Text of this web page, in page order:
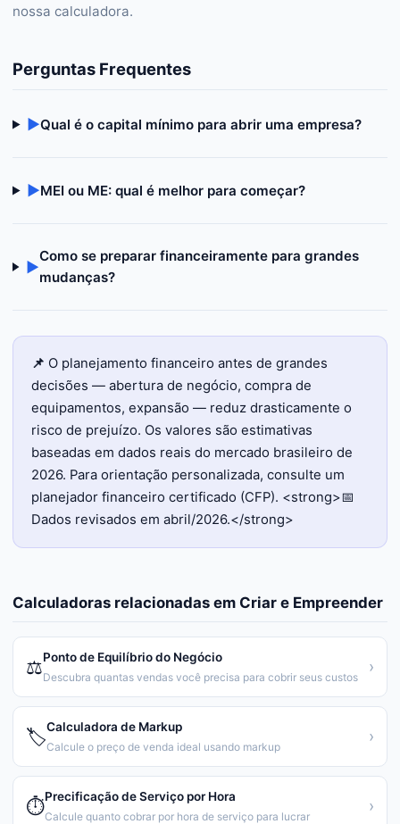
nossa calculadora.
Perguntas Frequentes
▶Qual é o capital mínimo para abrir uma empresa?
▶MEI ou ME: qual é melhor para começar?
▶
Como se preparar financeiramente para grandes
mudanças?
📌 O planejamento financeiro antes de grandes
decisões — abertura de negócio, compra de
equipamentos, expansão — reduz drasticamente o
risco de prejuízo. Os valores são estimativas
baseadas em dados reais do mercado brasileiro de
2026. Para orientação personalizada, consulte um
planejador financeiro certificado (CFP). <strong>📅
Dados revisados em abril/2026.</strong>
Calculadoras relacionadas em Criar e Empreender
⚖️Ponto de Equilíbrio do Negócio
Descubra quantas vendas você precisa para cobrir seus custos
›
🏷️Calculadora de Markup
Calcule o preço de venda ideal usando markup
›
⏱️Precificação de Serviço por Hora
Calcule quanto cobrar por hora de serviço para lucrar
›